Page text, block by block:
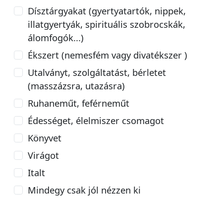
Dísztárgyakat (gyertyatartók, nippek,
illatgyertyák, spirituális szobrocskák,
álomfogók...)
Ékszert (nemesfém vagy divatékszer )
Utalványt, szolgáltatást, bérletet
(masszázsra, utazásra)
Ruhaneműt, feférneműt
Édességet, élelmiszer csomagot
Könyvet
Virágot
Italt
Mindegy csak jól nézzen ki